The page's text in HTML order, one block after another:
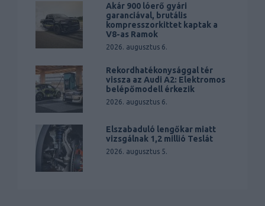
Akár 900 lóerő gyári
garanciával, brutális
kompresszorkittet kaptak a
V8-as Ramok
2026. augusztus 6.
Rekordhatékonysággal tér
vissza az Audi A2: Elektromos
belépőmodell érkezik
2026. augusztus 6.
Elszabaduló lengőkar miatt
vizsgálnak 1,2 millió Teslát
2026. augusztus 5.